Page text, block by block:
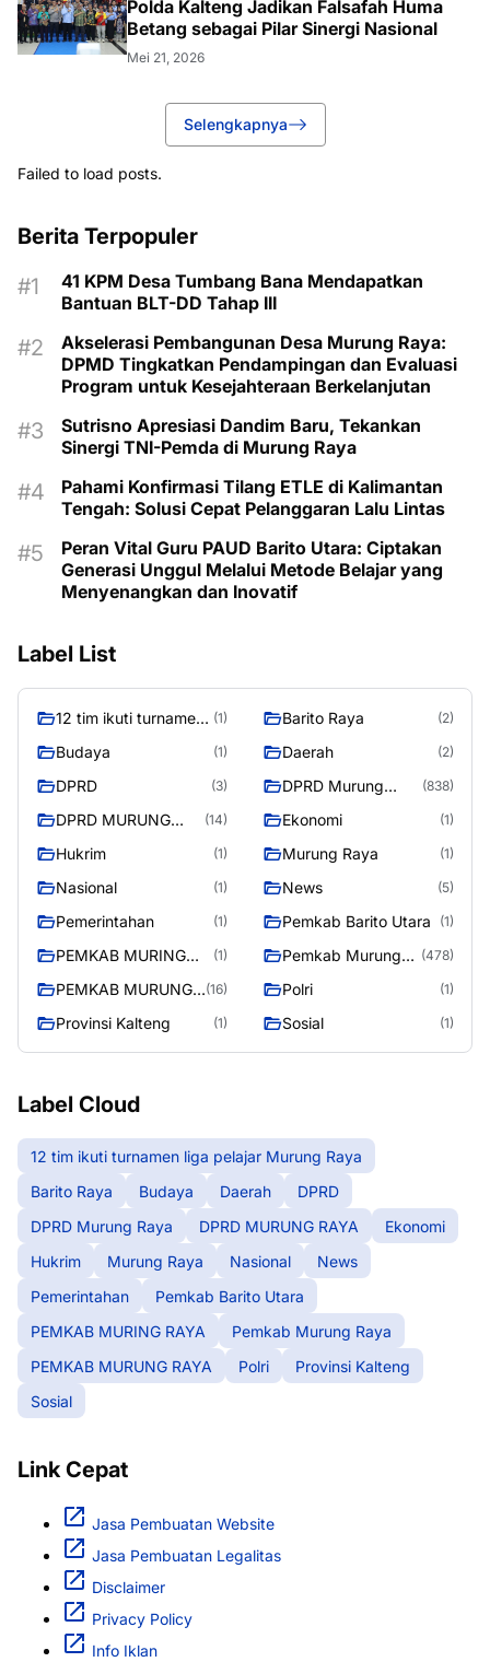
Polda Kalteng Jadikan Falsafah Huma
Betang sebagai Pilar Sinergi Nasional
Mei 21, 2026
Selengkapnya
Failed to load posts.
Berita Terpopuler
41 KPM Desa Tumbang Bana Mendapatkan
Bantuan BLT-DD Tahap III
Akselerasi Pembangunan Desa Murung Raya:
DPMD Tingkatkan Pendampingan dan Evaluasi
Program untuk Kesejahteraan Berkelanjutan
Sutrisno Apresiasi Dandim Baru, Tekankan
Sinergi TNI-Pemda di Murung Raya
Pahami Konfirmasi Tilang ETLE di Kalimantan
Tengah: Solusi Cepat Pelanggaran Lalu Lintas
Peran Vital Guru PAUD Barito Utara: Ciptakan
Generasi Unggul Melalui Metode Belajar yang
Menyenangkan dan Inovatif
Label List
12 tim ikuti turnamen
Raya
(1) Barito Raya (2)
Budaya (1) Daerah (2)
DPRD (3)
DPRD Murung
(838)
DPRD MURUNG
(14) Ekonomi (1)
Hukrim (1) Murung Raya (1)
Nasional (1) News (5)
Pemerintahan (1) Pemkab Barito Utara (1)
PEMKAB MURING
(1)
Pemkab Murung
(478)
PEMKAB MURUNG
(16) Polri (1)
Provinsi Kalteng (1) Sosial (1)
Label Cloud
12 tim ikuti turnamen liga pelajar Murung Raya
Barito Raya
Budaya Daerah
DPRD
DPRD Murung Raya
DPRD MURUNG RAYA
Ekonomi
Hukrim
Murung Raya Nasional
News
Pemerintahan
Pemkab Barito Utara
PEMKAB MURING RAYA
Pemkab Murung Raya
PEMKAB MURUNG RAYA
Polri
Provinsi Kalteng
Sosial
Link Cepat
Jasa Pembuatan Website
Jasa Pembuatan Legalitas
Disclaimer
Privacy Policy
Info Iklan